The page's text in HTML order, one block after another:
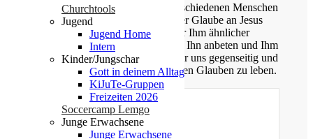
Churchtools
Jugend
Jugend Home
Intern
Kinder/Jungschar
Gott in deinem Alltag
KiJuTe-Gruppen
Freizeiten 2026
Soccercamp Lemgo
Junge Erwachsene
Junge Erwachsene
Unsere Gemeinde besteht aus verschiedenen Menschen
jeden Alters, die eins verbindet: der Glaube an Jesus
Christus. Gemeinsam möchten wir Ihm ähnlicher
werden, Sein Wort kennen lernen, Ihn anbeten und Ihm
nachfolgen. Dabei unterstützen wir uns gegenseitig und
ermutigen uns auch im Alltag diesen Glauben zu leben.
Gottesdienste